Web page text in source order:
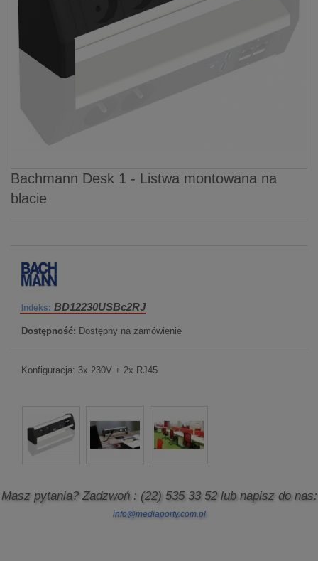
Bachmann Desk 1 - Listwa montowana na
blacie
Indeks: BD12230USBc2RJ
Dostępność: Dostępny na zamówienie
Konfiguracja: 3x 230V + 2x RJ45
Masz pytania? Zadzwoń : (22) 535 33 52lub napisz do nas:
info@mediaporty.com.pl